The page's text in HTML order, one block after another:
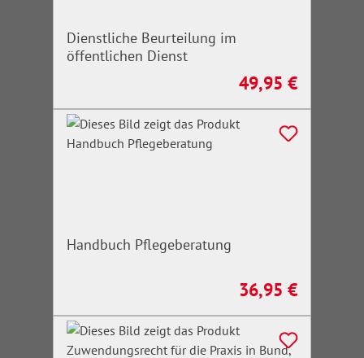
Dienstliche Beurteilung im
öffentlichen Dienst
Regulärer Preis:
49,95 €
Handbuch Pflegeberatung
Regulärer Preis:
36,95 €